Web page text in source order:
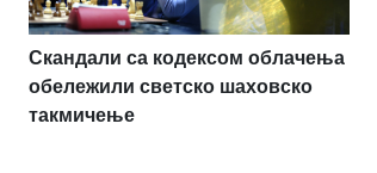
Скандали са кодексом облачења
обележили светско шаховско
такмичење